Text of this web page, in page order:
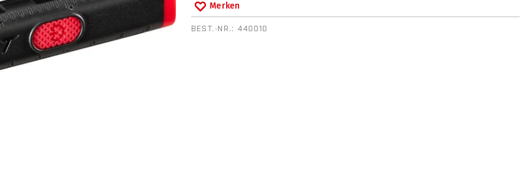
Merken
BEST.-NR.:440010